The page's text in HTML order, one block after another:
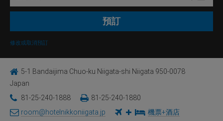
修改或取消預訂
5-1 Bandaijima Chuo-ku Niigata-shi Niigata 950-0078
Japan
81-25-240-1888
81-25-240-1880
room@hotelnikkoniigata.jp
機票+酒店